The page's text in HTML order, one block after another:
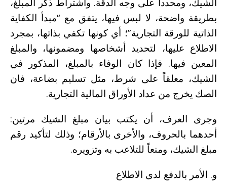
بطريقة واضحة، لا لبس فيها، يتفق مع “مبدأ الكفاية
الذاتية للورقة التجارية”؛ أي كونها تكفي بذاتها، بمجرد
الاطلاع عليها، لتحديد أشخاصها ومضمونها، والمبلغ
المعين فيها. فإذا كان الوفاء بالمبلغ، المذكور في
الشيك، معلقاً على شرط، مثل تسليم بضاعة، فان
الصك يخرج من عداد الأوراق المالية التجارية.
وجرى العرف، أن يكتب بيان مبلغ الشيك مرتين:
أحدهما بالحروف، والأخرى بالأرقام؛ وذلك لتأكيد رقم
مبلغ الشيك، ومنعاً للتلاعب به وتزويره.
و. الأمر بالدفع لدى الاطلاع